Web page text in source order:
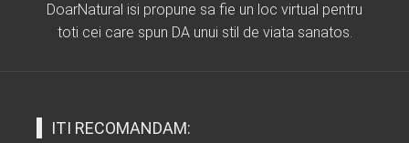
DoarNatural isi propune sa fie un loc virtual pentru
toti cei care spun DA unui stil de viata sanatos.
ITI RECOMANDAM: